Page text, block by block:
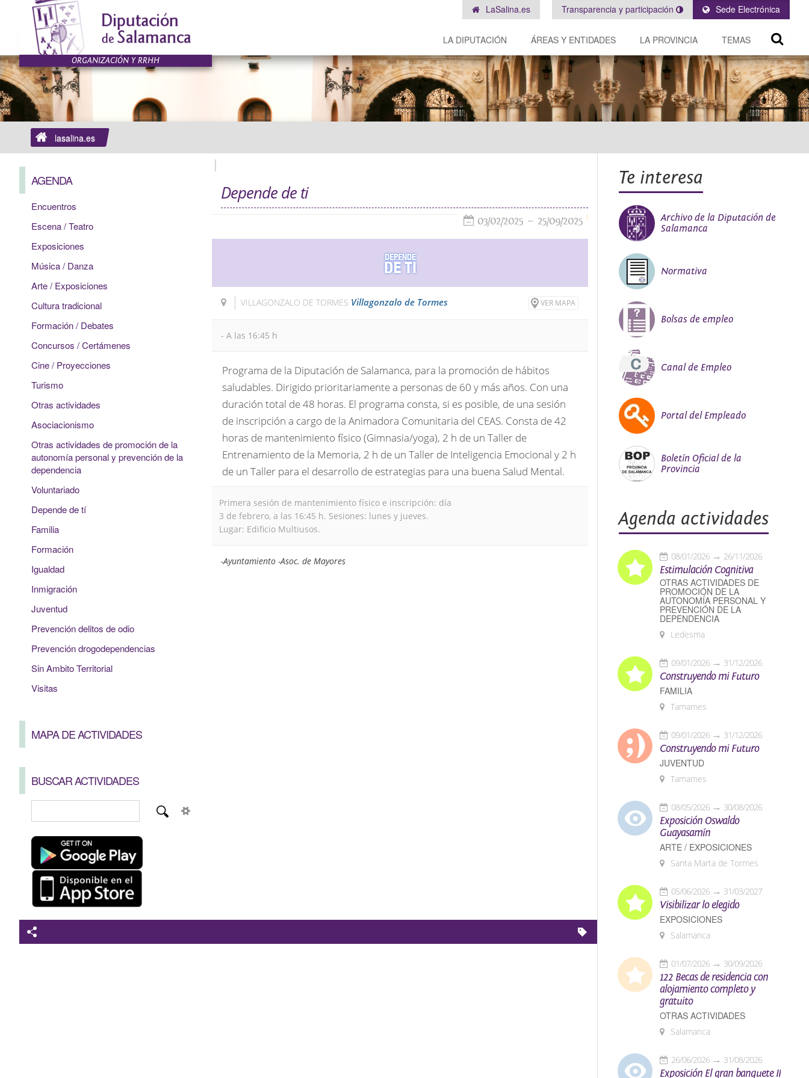
Sede Electrónica
Transparencia y participación
LaSalina.es
LA DIPUTACIÓN ÁREAS Y ENTIDADES LA PROVINCIA TEMAS
lasalina.es
AGENDA
Encuentros
Escena / Teatro
Exposiciones
Música / Danza
Arte / Exposiciones
Cultura tradicional
Formación / Debates
Concursos / Certámenes
Cine / Proyecciones
Turismo
Otras actividades
Asociacionismo
Otras actividades de promoción de la
autonomía personal y prevención de la
dependencia
Voluntariado
Depende de tí
Familia
Formación
Igualdad
Inmigración
Juventud
Prevención delitos de odio
Prevención drogodependencias
Sin Ambito Territorial
Visitas
MAPA DE ACTIVIDADES
BUSCAR ACTIVIDADES
Depende de ti
03/02/2025 25/09/2025
VILLAGONZALO DE TORMES Villagonzalo de Tormes VER MAPA
- A las 16:45 h
Programa de la Diputación de Salamanca, para la promoción de hábitos
saludables. Dirigido prioritariamente a personas de 60 y más años. Con una
duración total de 48 horas. El programa consta, si es posible, de una sesión
de inscripción a cargo de la Animadora Comunitaria del CEAS. Consta de 42
horas de mantenimiento físico (Gimnasia/yoga), 2 h de un Taller de
Entrenamiento de la Memoria, 2 h de un Taller de Inteligencia Emocional y 2 h
de un Taller para el desarrollo de estrategias para una buena Salud Mental.
Primera sesión de mantenimiento físico e inscripción: día
3 de febrero, a las 16:45 h. Sesiones: lunes y jueves.
Lugar: Edificio Multiusos.
-Ayuntamiento -Asoc. de Mayores
Te interesa
Archivo de la Diputación de
Salamanca
Normativa
Bolsas de empleo
Canal de Empleo
Portal del Empleado
Boletín Oficial de la
Provincia
Agenda actividades
08/01/2026 26/11/2026
Estimulación Cognitiva
OTRAS ACTIVIDADES DE
PROMOCIÓN DE LA
AUTONOMÍA PERSONAL Y
PREVENCIÓN DE LA
DEPENDENCIA
Ledesma
09/01/2026 31/12/2026
Construyendo mi Futuro
FAMILIA
Tamames
09/01/2026 31/12/2026
Construyendo mi Futuro
JUVENTUD
Tamames
08/05/2026 30/08/2026
Exposición Oswaldo
Guayasamín
ARTE / EXPOSICIONES
Santa Marta de Tormes
05/06/2026 31/03/2027
Visibilizar lo elegido
EXPOSICIONES
Salamanca
01/07/2026 30/09/2026
122 Becas de residencia con
alojamiento completo y
gratuito
OTRAS ACTIVIDADES
Salamanca
26/06/2026 31/08/2026
Exposición El gran banquete II